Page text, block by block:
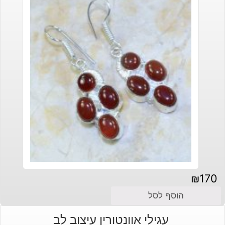
₪170
הוסף לסל
עגילי אוונטורין עיצוב לב